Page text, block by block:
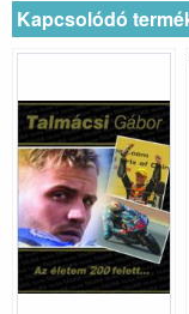
Kapcsolódó